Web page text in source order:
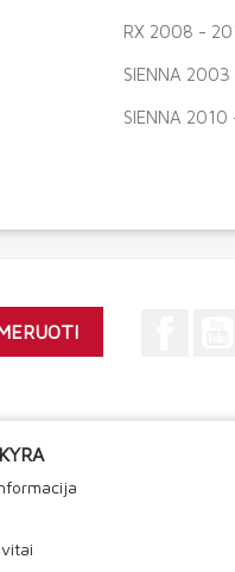
RX 2008 -
SIENNA 2003
SIENNA 2010